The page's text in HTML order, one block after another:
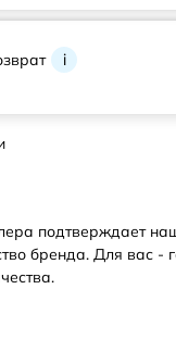
i
подтверждает
бренда. Для вас -